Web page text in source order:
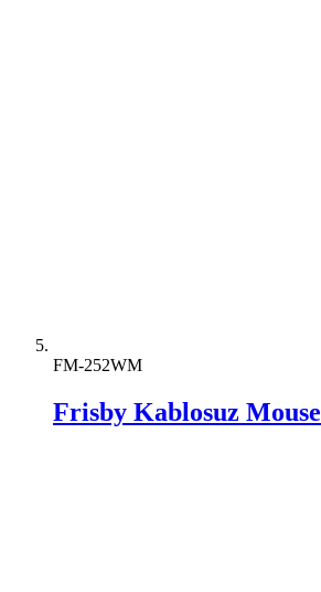
FM-252WM
Frisby Kablosuz Mouse